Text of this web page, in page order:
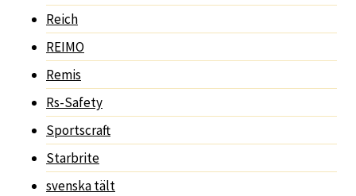
Reich
REIMO
Remis
Rs-Safety
Sportscraft
Starbrite
svenska tält